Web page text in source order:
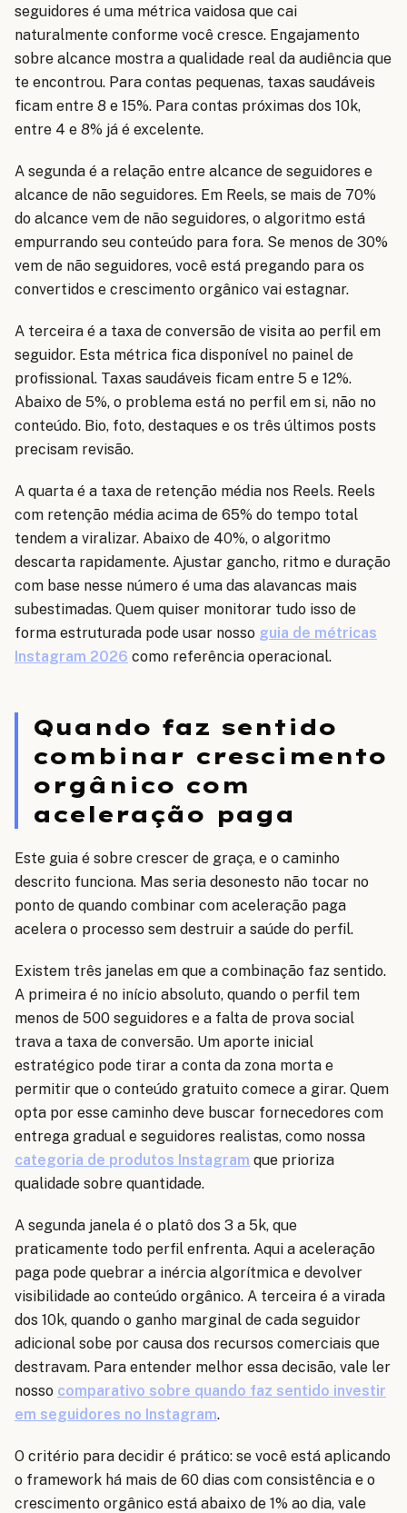
seguidores é uma métrica vaidosa que cai
naturalmente conforme você cresce. Engajamento
sobre alcance mostra a qualidade real da audiência que
te encontrou. Para contas pequenas, taxas saudáveis
ficam entre 8 e 15%. Para contas próximas dos 10k,
entre 4 e 8% já é excelente.
A segunda é a relação entre alcance de seguidores e
alcance de não seguidores. Em Reels, se mais de 70%
do alcance vem de não seguidores, o algoritmo está
empurrando seu conteúdo para fora. Se menos de 30%
vem de não seguidores, você está pregando para os
convertidos e crescimento orgânico vai estagnar.
A terceira é a taxa de conversão de visita ao perfil em
seguidor. Esta métrica fica disponível no painel de
profissional. Taxas saudáveis ficam entre 5 e 12%.
Abaixo de 5%, o problema está no perfil em si, não no
conteúdo. Bio, foto, destaques e os três últimos posts
precisam revisão.
A quarta é a taxa de retenção média nos Reels. Reels
com retenção média acima de 65% do tempo total
tendem a viralizar. Abaixo de 40%, o algoritmo
descarta rapidamente. Ajustar gancho, ritmo e duração
com base nesse número é uma das alavancas mais
subestimadas. Quem quiser monitorar tudo isso de
forma estruturada pode usar nosso guia de métricas
Instagram 2026 como referência operacional.
Quando faz sentido
combinar crescimento
orgânico com
aceleração paga
Este guia é sobre crescer de graça, e o caminho
descrito funciona. Mas seria desonesto não tocar no
ponto de quando combinar com aceleração paga
acelera o processo sem destruir a saúde do perfil.
Existem três janelas em que a combinação faz sentido.
A primeira é no início absoluto, quando o perfil tem
menos de 500 seguidores e a falta de prova social
trava a taxa de conversão. Um aporte inicial
estratégico pode tirar a conta da zona morta e
permitir que o conteúdo gratuito comece a girar. Quem
opta por esse caminho deve buscar fornecedores com
entrega gradual e seguidores realistas, como nossa
categoria de produtos Instagram que prioriza
qualidade sobre quantidade.
A segunda janela é o platô dos 3 a 5k, que
praticamente todo perfil enfrenta. Aqui a aceleração
paga pode quebrar a inércia algorítmica e devolver
visibilidade ao conteúdo orgânico. A terceira é a virada
dos 10k, quando o ganho marginal de cada seguidor
adicional sobe por causa dos recursos comerciais que
destravam. Para entender melhor essa decisão, vale ler
nosso comparativo sobre quando faz sentido investir
em seguidores no Instagram.
O critério para decidir é prático: se você está aplicando
o framework há mais de 60 dias com consistência e o
crescimento orgânico está abaixo de 1% ao dia, vale